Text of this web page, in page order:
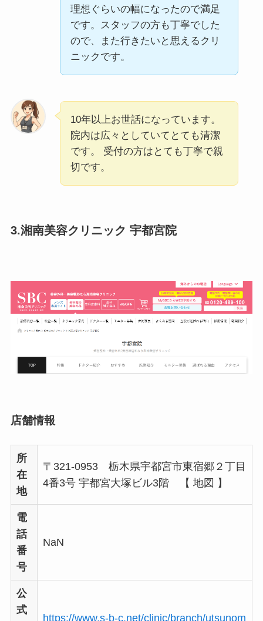
理想ぐらいの幅になったので満足
です。スタッフの方も丁寧でした
ので、また行きたいと思えるクリ
ニックです。
10年以上お世話になっています。
院内は広々としていてとても清潔
です。 受付の方はとても丁寧で親
切です。
3.湘南美容クリニック 宇都宮院
店舗情報
所
在
地
〒321-0953 栃木県宇都宮市東宿郷２丁目
4番3号 宇都宮大塚ビル3階 【 地図 】
電
話
番
号
NaN
公
式
https://www.s-b-c.net/clinic/branch/utsunom